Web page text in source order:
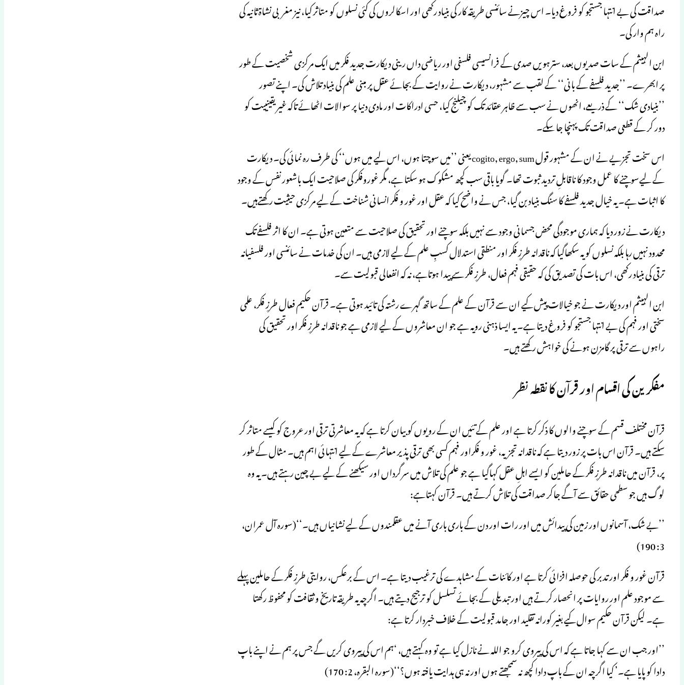
صداقت کی بے انتہا جستجو کو فروغ دیا۔ اس چیزنے سائنسی طریقہ کار کی بنیاد رکھی اور اسکالروں کی کئی نسلوں کو متاثر کیا، نیز مغربی نشاة ثانیہ کی
راہ ہم وار کی۔
ابن الہیثم کے سات صدیوں بعد، سترہویں صدی کے فرانسیسی فلسفی اور ریاضی داں رینی دیکارت جدید فکر میں ایک مرکزی شخصیت کے طور
پر ابھرے۔ ’’جدید فلسفے کے بانی‘‘ کے لقب سے مشہور، دیکارت نے روایت کے بجائے عقل پر مبنی علم کی بنیاد تلاش کی۔ اپنے تصور
’’بنیادی شک‘‘ کے ذریعے، انھوں نے سب سے ظاہر عقائد تک کو چیلنج کیا، حسی ادراکات اور مادی دنیا پر سوالات اٹھائے تاکہ غیر یقینییت کو
دور کر کے قطعی صداقت تک پہنچا جا سکے۔
اس سخت تجزیے نے ان کے مشہور قول cogito, ergo, sum یعنی ’’میں سوچتا ہوں، اس لیے میں ہوں‘‘ کی طرف رہ نمائی کی۔ دیکارت
کے لیےسوچنے کا عمل وجود کا ناقابلِ تردید ثبوت تھا۔ گویا باقی سب کچھ مشکوک ہو سکتا ہے، مگر غوروفکر کی صلاحیت ایک باشعور نفس کے وجود
کا اثبات ہے۔ یہ خیال جدید فلسفے کا سنگ بنیاد بن گیا، جس نے واضح کیا کہ عقل اور غور و فکر انسانی شناخت کے لیے مرکزی حیثیت رکھتےہیں۔
دیکارت نے زور دیا کہ ہماری موجودگی محض جسمانی وجود سے نہیں بلکہ سوچنے اور تحقیق کی صلاحیت سے متعین ہوتی ہے۔ ان کا اثر فلسفے تک
محدود نہیں رہا بلکہ نسلوں کو یہ سکھاگیا کہ ناقدانہ طرزِ فکر اور منطقی استدلال کسبِ علم کے لیے لازمی ہیں۔ ان کی خدمات نے سائنسی اور فلسفیانہ
ترقی کی بنیاد رکھی، اس بات کی تصدیق کی کہ حقیقی فہم فعال، طرزِ فکر سے پیدا ہوتاہے، نہ کہ انفعالی قبولیت سے۔
ابن الہیثم اور دیکارت نے جو خیالات پیش کیے ان سے قرآن کے علم کے ساتھ گہرے رشتہ کی تائید ہوتی ہے۔ قرآن حکیم فعال طرزِ فکر، علمی
سختی اور فہم کی بے انتہا جستجو کو فروغ دیتا ہے۔ یہ ایسا ذہنی رویہ ہے جو ان معاشروں کے لیے لازمی ہے جو ناقدانہ طرزِ فکر اور تحقیق کی
راہوں سے ترقی پر گامزن ہونے کی خواہش رکھتے ہیں۔
مفکرین کی اقسام اور قرآن کا نقطہ نظر
قرآن مختلف قسم کے سوچنے والوں کا ذکر کرتا ہے اور علم کے تئیں ان کے رویوں کو بیان کرتا ہے کہ یہ معاشرتی ترقی اور عروج کو کیسے متاثر کر
سکتے ہیں۔ قرآن اس بات پر زور دیتا ہے کہ ناقدانہ تجزیہ، غور و فکراور فہم کسی بھی ترقی پذیر معاشرے کے لیے انتہائی اہم ہیں۔ مثال کے طور
پر، قرآن میں ناقدانہ طرزِ فکر کے حاملین کو ایسے اہلِ عقل کہاگیا ہے جو علم کی تلاش میں سرگرداں اور سیکھنے کے لیے بے چین رہتے ہیں۔ یہ وہ
لوگ ہیں جو سطحی حقائق سے آگے جاکر صداقت کی تلاش کرتے ہیں۔ قرآن کہتاہے:
’’بے شک، آسمانوں اور زمین کی پیدائش میں اور رات اور دن کے باری باری آنے میں عقلمندوں کے لیے نشانیاں ہیں۔‘‘(سورہ آل عمران،
3: 190)
قرآن غور و فکر اور تدبر کی حوصلہ افزائی کرتا ہے اور کائنات کے مشاہدے کی ترغیب دیتا ہے۔ اس کے برعکس، روایتی طرزِ فکر کے حاملین پہلے
سے موجود علم اور روایات پر انحصار کرتے ہیں اور تبدیلی کے بجائے تسلسل کو ترجیح دیتے ہیں۔ اگرچہ یہ طریقہ تاریخ و ثقافت کو محفوظ رکھتا
ہے۔ لیکن قرآن حکیم سوال کیے بغیر کورانہ تقلید اور جامد قبولیت کے خلاف خبردار کرتا ہے:
’’اور جب ان سے کہا جاتا ہے کہ اس کی پیروی کرو جو اللہ نے نازل کیا ہے تو وہ کہتے ہیں، ‘ہم اس کی پیروی کریں گے جس پر ہم نے اپنے باپ
دادا کو پایا ہے۔’ کیا اگرچہ ان کے باپ دادا کچھ نہ سمجھتے ہوں اور نہ ہی ہدایت یافتہ ہوں؟‘‘(سورہ البقرہ، 2: 170)